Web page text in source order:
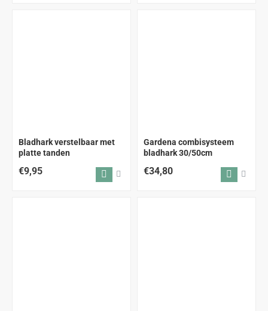
Bladhark verstelbaar met
platte tanden
€9,95
Gardena combisysteem
bladhark 30/50cm
€34,80